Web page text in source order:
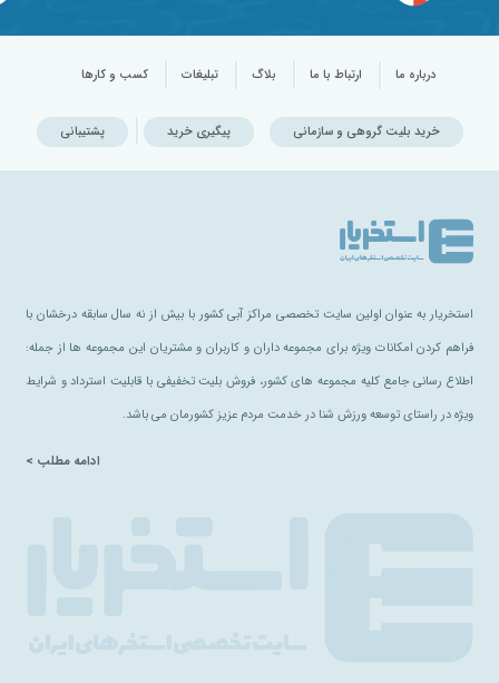
درباره ما ارتباط با ما بلاگ تبلیغات کسب و کارها
خرید بلیت گروهی و سازمانی پیگیری خرید پشتیبانی
استخریار به عنوان اولین سایت تخصصی مراکز آبی کشور با بیش از نه سال سابقه درخشان با
فراهم کردن امکانات ویژه برای مجموعه داران و کاربران و مشتریان این مجموعه ها از جمله:
اطلاع رسانی جامع کلیه مجموعه های کشور، فروش بلیت تخفیفی با قابلیت استرداد و شرایط
ویژه در راستای توسعه ورزش شنا در خدمت مردم عزیز کشورمان می باشد.
ادامه مطلب >